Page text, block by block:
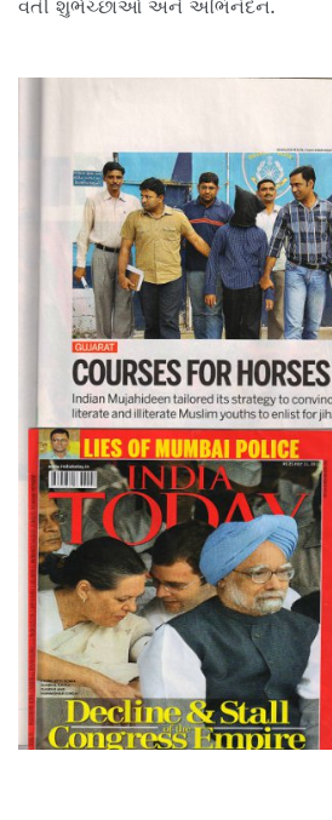
વતી શુભેચ્છાઓ અને અભિનંદન.